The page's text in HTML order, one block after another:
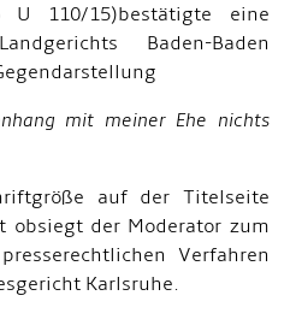
U 110/15)bestätigte eine
Baden-Baden
mit meiner Ehe nichts
auf der Titelseite
obsiegt der Moderator zum
Verfahren
Karlsruhe.